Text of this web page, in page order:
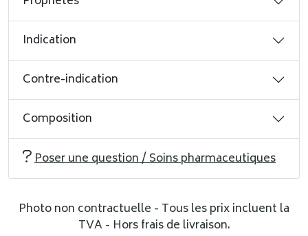
Indication
Contre-indication
Composition
Poser une question / Soins pharmaceutiques
Photo non contractuelle - Tous les prix incluent la
TVA - Hors frais de livraison.